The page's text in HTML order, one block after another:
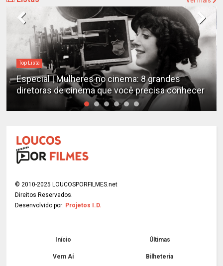
Top Lista
Especial | Mulheres no cinema: 8 grandes
diretoras de cinema que você precisa conhecer
© 2010-2025 LOUCOSPORFILMES.net
Direitos Reservados.
Desenvolvido por: Projetos I.D.
Início Últimas
Vem Aí Bilheteria